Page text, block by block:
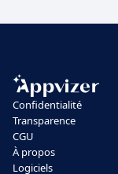
Confidentialité
Transparence
CGU
À propos
Logiciels